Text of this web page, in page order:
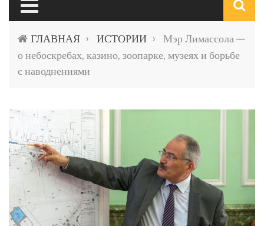
ГЛАВНАЯ › ИСТОРИИ ›
Мэр Лимассола —
о небоскребах, казино, зоопарке, музеях и борьбе
с наводнениями